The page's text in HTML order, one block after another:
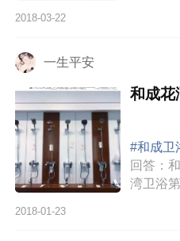
稍微擦
2018-03-22
一生平安
和成花
#和成卫
回答：
湾卫浴
被美国
2018-01-23